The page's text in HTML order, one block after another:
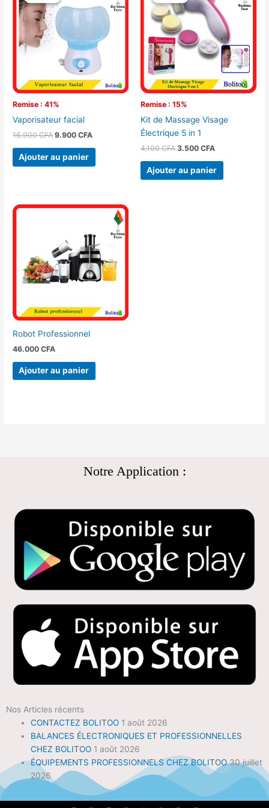
Remise : 41%
Vaporisateur facial
16.900CFA
était :
16.900 CFA.
9.900CFA
est :
9.900 CFA.
Ajouter au panier
Remise : 15%
Kit de Massage Visage
Électrique 5 in 1
4.100CFA
était :
4.100 CFA.
3.500 CFA
est :
3.500 CFA.
Ajouter au panier
Robot Professionnel
46.000CFA
Ajouter au panier
Notre Application :
Nos Articles récents
CONTACTEZ BOLITOO 1 août 2026
BALANCES ÉLECTRONIQUES ET PROFESSIONNELLES
CHEZ BOLITOO 1 août 2026
ÉQUIPEMENTS PROFESSIONNELS CHEZ BOLITOO 30 juillet
2026